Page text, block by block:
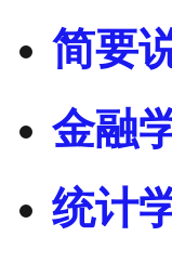
简要
金融
统计